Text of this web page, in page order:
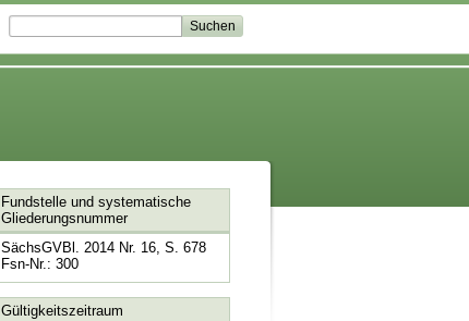
Fundstelle und systematische
Gliederungsnummer
SächsGVBl. 2014 Nr. 16, S. 678
Fsn-Nr.: 300
Gültigkeitszeitraum